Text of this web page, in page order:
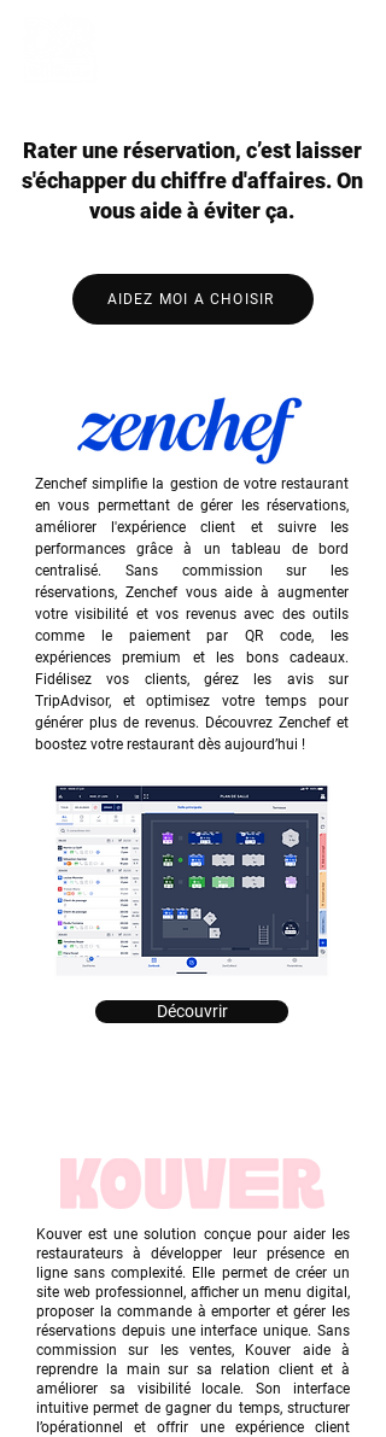
Rater une réservation, c’est laisser
s'échapper du chiffre d'affaires. On
vous aide à éviter ça.
AIDEZ MOI A CHOISIR
Zenchef simplifie la gestion de votre restaurant
en vous permettant de gérer les réservations,
améliorer l'expérience client et suivre les
performances grâce à un tableau de bord
centralisé. Sans commission sur les
réservations, Zenchef vous aide à augmenter
votre visibilité et vos revenus avec des outils
comme le paiement par QR code, les
expériences premium et les bons cadeaux.
Fidélisez vos clients, gérez les avis sur
TripAdvisor, et optimisez votre temps pour
générer plus de revenus. Découvrez Zenchef et
boostez votre restaurant dès aujourd’hui !
Découvrir
Kouver est une solution conçue pour aider les
restaurateurs à développer leur présence en
ligne sans complexité. Elle permet de créer un
site web professionnel, afficher un menu digital,
proposer la commande à emporter et gérer les
réservations depuis une interface unique. Sans
commission sur les ventes, Kouver aide à
reprendre la main sur sa relation client et à
améliorer sa visibilité locale. Son interface
intuitive permet de gagner du temps, structurer
l’opérationnel et offrir une expérience client